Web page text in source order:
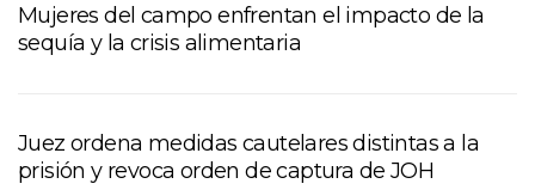
Mujeres del campo enfrentan el impacto de la
sequía y la crisis alimentaria
Juez ordena medidas cautelares distintas a la
prisión y revoca orden de captura de JOH